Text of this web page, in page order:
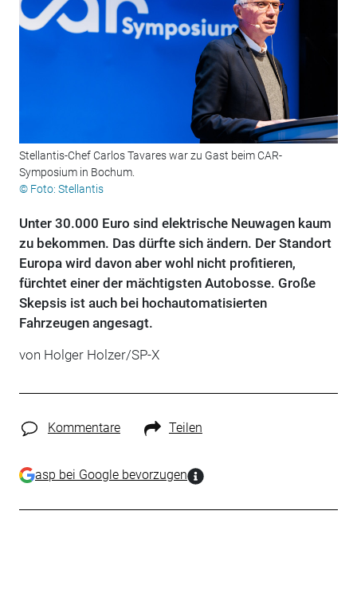
Stellantis-Chef Carlos Tavares war zu Gast beim CAR-
Symposium in Bochum.
© Foto: Stellantis
Unter 30.000 Euro sind elektrische Neuwagen kaum
zu bekommen. Das dürfte sich ändern. Der Standort
Europa wird davon aber wohl nicht profitieren,
fürchtet einer der mächtigsten Autobosse. Große
Skepsis ist auch bei hochautomatisierten
Fahrzeugen angesagt.
von Holger Holzer/SP-X
Kommentare Teilen
asp bei Google bevorzugen